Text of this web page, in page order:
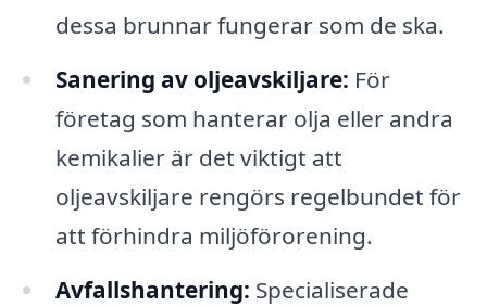
dessa brunnar fungerar som de ska.
Sanering av oljeavskiljare: För
företag som hanterar olja eller andra
kemikalier är det viktigt att
oljeavskiljare rengörs regelbundet för
att förhindra miljöförorening.
Avfallshantering: Specialiserade